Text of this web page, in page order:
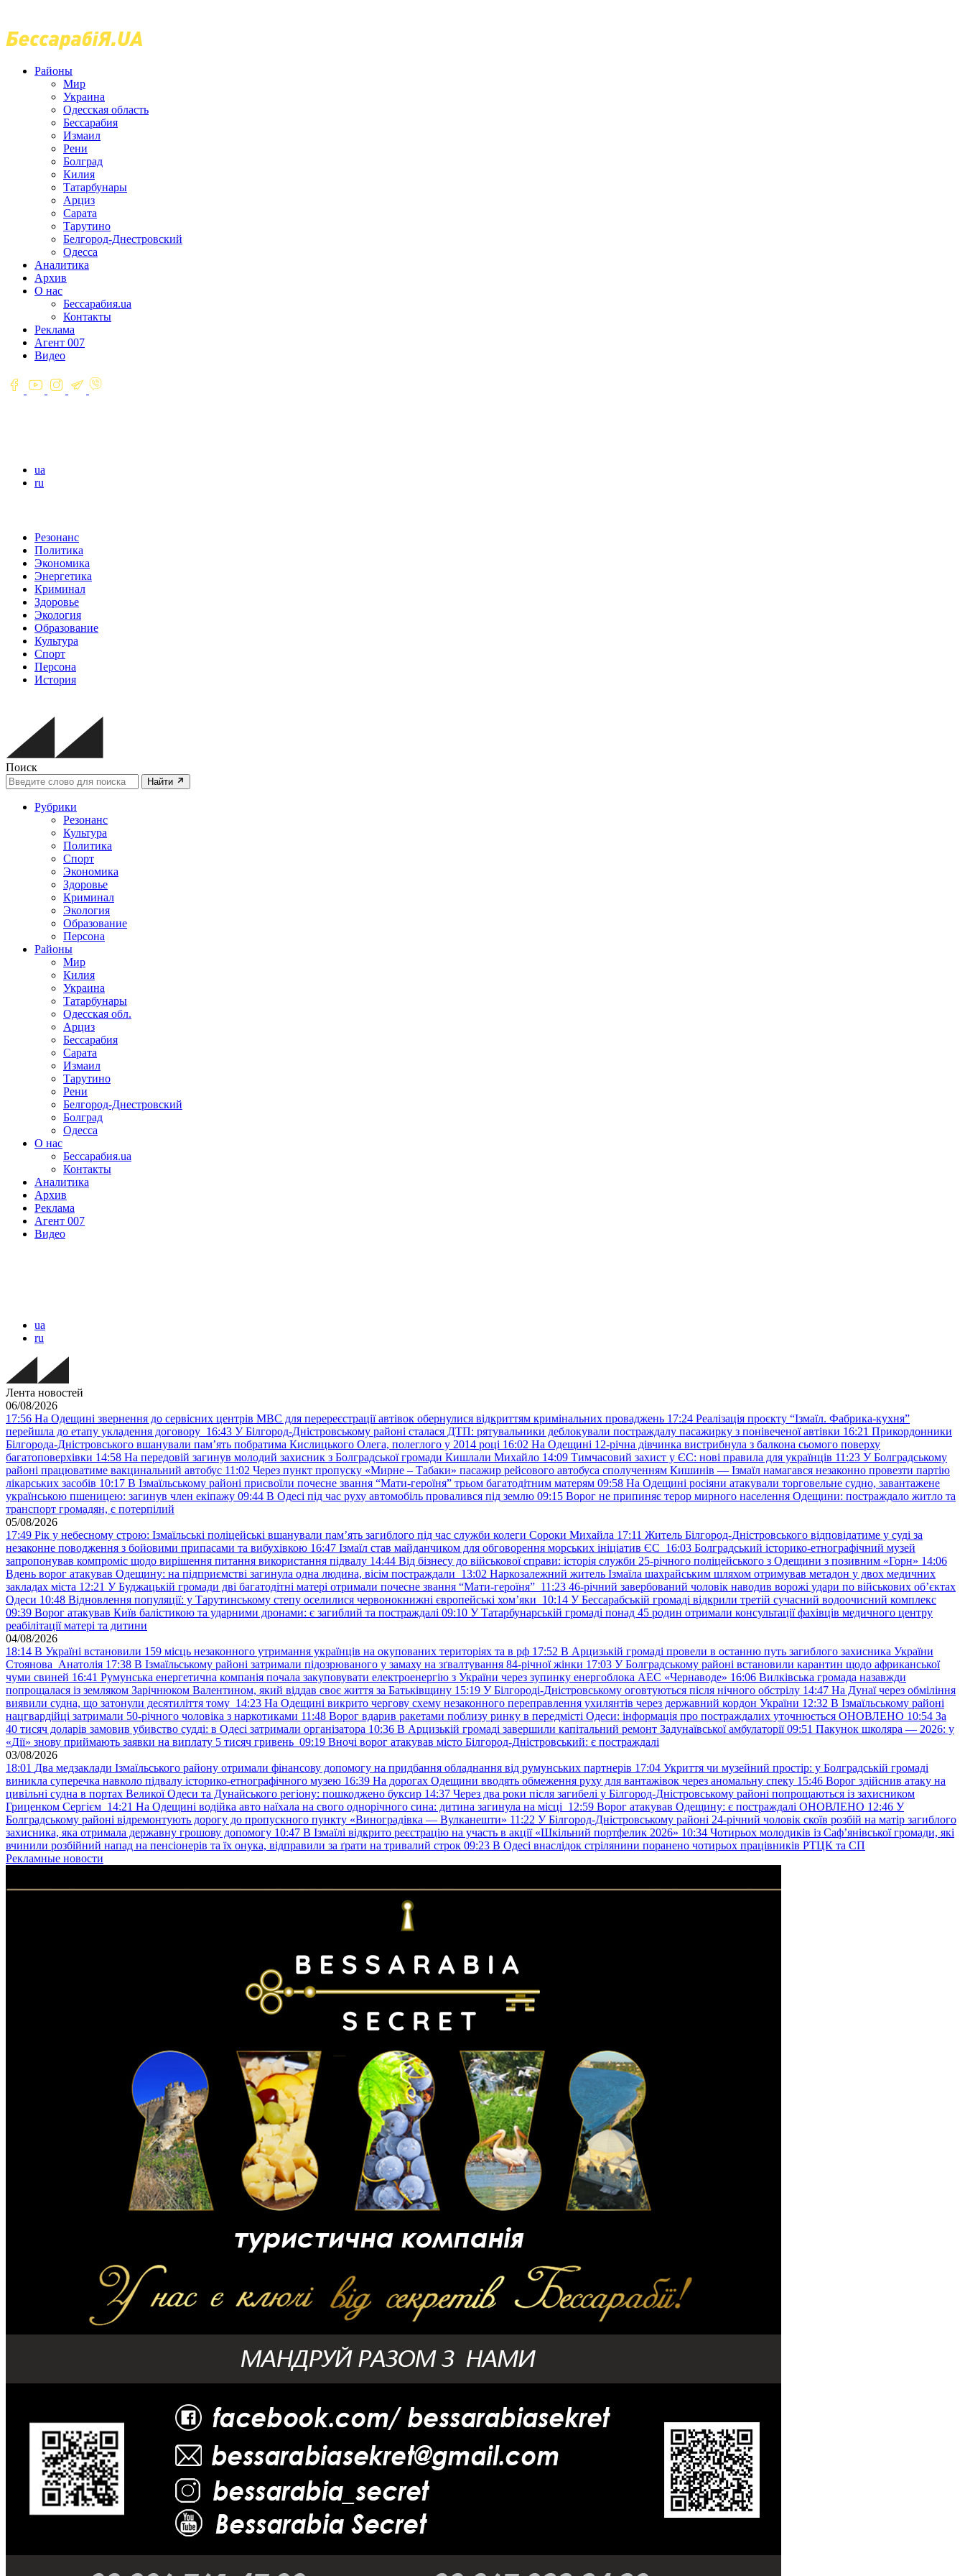
Районы
Мир
Украина
Одесская область
Бессарабия
Измаил
Рени
Болград
Килия
Татарбунары
Арциз
Сарата
Тарутино
Белгород-Днестровский
Одесса
Аналитика
Архив
О нас
Бессарабия.ua
Контакты
Реклама
Агент 007
Видео
ua
ru
Резонанс
Политика
Экономика
Энергетика
Криминал
Здоровье
Экология
Образование
Культура
Спорт
Персона
История
Поиск
Найти
Рубрики
Резонанс
Культура
Политика
Спорт
Экономика
Здоровье
Криминал
Экология
Образование
Персона
Районы
Мир
Килия
Украина
Татарбунары
Одесская обл.
Арциз
Бессарабия
Сарата
Измаил
Тарутино
Рени
Белгород-Днестровский
Болград
Одесса
О нас
Бессарабия.ua
Контакты
Аналитика
Архив
Реклама
Агент 007
Видео
ua
ru
Лента новостей
06/08/2026
17:56 На Одещині звернення до сервісних центрів МВС для перереєстрації автівок обернулися відкриттям кримінальних проваджень 17:24 Реалізація проєкту “Ізмаїл. Фабрика-кухня”
перейшла до етапу укладення договору 16:43 У Білгород-Дністровському районі сталася ДТП: рятувальники деблокували постраждалу пасажирку з понівеченої автівки 16:21 Прикордонники
Білгорода-Дністровського вшанували пам’ять побратима Кислицького Олега, полеглого у 2014 році 16:02 На Одещині 12-річна дівчинка вистрибнула з балкона сьомого поверху
багатоповерхівки 14:58 На передовій загинув молодий захисник з Болградської громади Кишлали Михайло 14:09 Тимчасовий захист у ЄС: нові правила для українців 11:23 У Болградському
районі працюватиме вакцинальний автобус 11:02 Через пункт пропуску «Мирне – Табаки» пасажир рейсового автобуса сполученням Кишинів — Ізмаїл намагався незаконно провезти партію
лікарських засобів 10:17 В Ізмаїльському районі присвоїли почесне звання “Мати-героїня” трьом багатодітним матерям 09:58 На Одещині росіяни атакували торговельне судно, завантажене
українською пшеницею: загинув член екіпажу 09:44 В Одесі під час руху автомобіль провалився під землю 09:15 Ворог не припиняє терор мирного населення Одещини: постраждало житло та
транспорт громадян, є потерпілий
05/08/2026
17:49 Рік у небесному строю: Ізмаїльські поліцейські вшанували пам’ять загиблого під час служби колеги Сороки Михайла 17:11 Житель Білгород-Дністровського відповідатиме у суді за
незаконне поводження з бойовими припасами та вибухівкою 16:47 Ізмаїл став майданчиком для обговорення морських ініціатив ЄС 16:03 Болградський історико-етнографічний музей
запропонував компроміс щодо вирішення питання використання підвалу 14:44 Від бізнесу до військової справи: історія служби 25-річного поліцейського з Одещини з позивним «Горн» 14:06
Вдень ворог атакував Одещину: на підприємстві загинула одна людина, вісім постраждали 13:02 Наркозалежний житель Ізмаїла шахрайським шляхом отримував метадон у двох медичних
закладах міста 12:21 У Буджацькій громади дві багатодітні матері отримали почесне звання “Мати-героїня” 11:23 46-річний завербований чоловік наводив ворожі удари по військових обʼєктах
Одеси 10:48 Відновлення популяції: у Тарутинському степу оселилися червонокнижні європейські хом’яки 10:14 У Бессарабській громаді відкрили третій сучасний водоочисний комплекс
09:39 Ворог атакував Київ балістикою та ударними дронами: є загиблий та постраждалі 09:10 У Татарбунарській громаді понад 45 родин отримали консультації фахівців медичного центру
реабілітації матері та дитини
04/08/2026
18:14 В Україні встановили 159 місць незаконного утримання українців на окупованих територіях та в рф 17:52 В Арцизькій громаді провели в останню путь загиблого захисника України
Стоянова Анатолія 17:38 В Ізмаїльському районі затримали підозрюваного у замаху на зґвалтування 84-річної жінки 17:03 У Болградському районі встановили карантин щодо африканської
чуми свиней 16:41 Румунська енергетична компанія почала закуповувати електроенергію з України через зупинку енергоблока АЕС «Чернаводе» 16:06 Вилківська громада назавжди
попрощалася із земляком Зарічнюком Валентином, який віддав своє життя за Батьківщину 15:19 У Білгороді-Дністровському оговтуються після нічного обстрілу 14:47 На Дунаї через обміління
виявили судна, що затонули десятиліття тому 14:23 На Одещині викрито чергову схему незаконного переправлення ухилянтів через державний кордон України 12:32 В Ізмаїльському районі
нацгвардійці затримали 50-річного чоловіка з наркотиками 11:48 Ворог вдарив ракетами поблизу ринку в передмісті Одеси: інформація про постраждалих уточнюється ОНОВЛЕНО 10:54 За
40 тисяч доларів замовив убивство судді: в Одесі затримали організатора 10:36 В Арцизькій громаді завершили капітальний ремонт Задунаївської амбулаторії 09:51 Пакунок школяра — 2026: у
«Дії» знову приймають заявки на виплату 5 тисяч гривень 09:19 Вночі ворог атакував місто Білгород-Дністровський: є постраждалі
03/08/2026
18:01 Два медзаклади Ізмаїльського району отримали фінансову допомогу на придбання обладнання від румунських партнерів 17:04 Укриття чи музейний простір: у Болградській громаді
виникла суперечка навколо підвалу історико-етнографічного музею 16:39 На дорогах Одещини вводять обмеження руху для вантажівок через аномальну спеку 15:46 Ворог здійснив атаку на
цивільні судна в портах Великої Одеси та Дунайського регіону: пошкоджено буксир 14:37 Через два роки після загибелі у Білгород-Дністровському районі попрощаються із захисником
Гриценком Сергієм 14:21 На Одещині водійка авто наїхала на свого однорічного сина: дитина загинула на місці 12:59 Ворог атакував Одещину: є постраждалі ОНОВЛЕНО 12:46 У
Болградському районі відремонтують дорогу до пропускного пункту «Виноградівка — Вулканешти» 11:22 У Білгород-Дністровському районі 24-річний чоловік скоїв розбій на матір загиблого
захисника, яка отримала державну грошову допомогу 10:47 В Ізмаїлі відкрито реєстрацію на участь в акції «Шкільний портфелик 2026» 10:34 Чотирьох молодиків із Саф’янівської громади, які
вчинили розбійний напад на пенсіонерів та їх онука, відправили за ґрати на тривалий строк 09:23 В Одесі внаслідок стрілянини поранено чотирьох працівників РТЦК та СП
Рекламные новости